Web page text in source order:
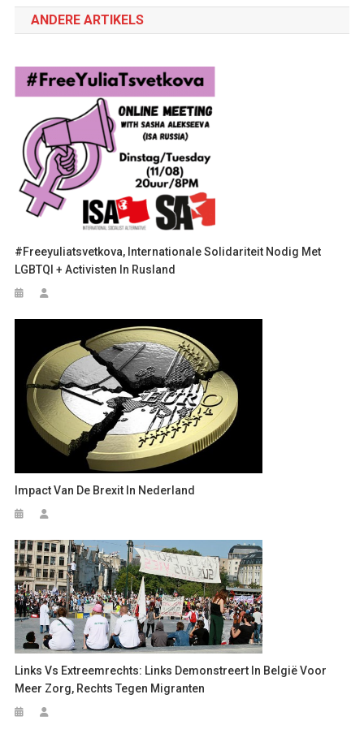
ANDERE ARTIKELS
#Freeyuliatsvetkova, Internationale Solidariteit Nodig Met
LGBTQI + Activisten In Rusland
Impact Van De Brexit In Nederland
Links Vs Extreemrechts: Links Demonstreert In België Voor
Meer Zorg, Rechts Tegen Migranten